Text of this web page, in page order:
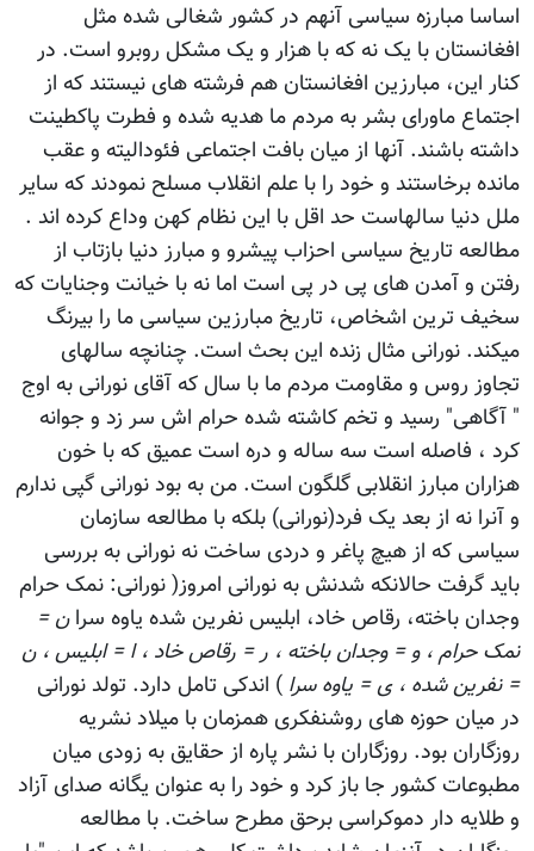
اساسا مبارزه سیاسی آنهم در کشور شغالی شده مثل
افغانستان با یک نه که با هزار و یک مشکل روبرو است. در
کنار این، مبارزین افغانستان هم فرشته های نیستند که از
اجتماع ماورای بشر به مردم ما هدیه شده و فطرت پاکطینت
داشته باشند. آنها از میان بافت اجتماعی فئودالیته و عقب
مانده برخاستند و خود را با علم انقلاب مسلح نمودند که سایر
ملل دنیا سالهاست حد اقل با این نظام کهن وداع کرده اند .
مطالعه تاریخ سیاسی احزاب پیشرو و مبارز دنیا بازتاب از
رفتن و آمدن های پی در پی است اما نه با خیانت وجنایات که
سخیف ترین اشخاص، تاریخ مبارزین سیاسی ما را بیرنگ
میکند. نورانی مثال زنده این بحث است. چنانچه سالهای
تجاوز روس و مقاومت مردم ما با سال که آقای نورانی به اوج
" آگاهی" رسید و تخم کاشته شده حرام اش سر زد و جوانه
کرد ، فاصله است سه ساله و دره است عمیق که با خون
هزاران مبارز انقلابی گلگون است. من به بود نورانی گپی ندارم
و آنرا نه از بعد یک فرد(نورانی) بلکه با مطالعه سازمان
سیاسی که از هیچ پاغر و دردی ساخت نه نورانی به بررسی
باید گرفت حالانکه شدنش به نورانی امروز( نورانی: نمک حرام
وجدان باخته، رقاص خاد، ابلیس نفرین شده یاوه سران =
نمک حرام ، و = وجدان باخته ، ر = رقاص خاد ، ا = ابلیس ، ن
= نفرین شده ، ی = یاوه سرا ) اندکی تامل دارد. تولد نورانی
در میان حوزه های روشنفکری همزمان با میلاد نشریه
روزگاران بود. روزگاران با نشر پاره از حقایق به زودی میان
مطبوعات کشور جا باز کرد و خود را به عنوان یگانه صدای آزاد
و طلایه دار دموکراسی برحق مطرح ساخت. با مطالعه